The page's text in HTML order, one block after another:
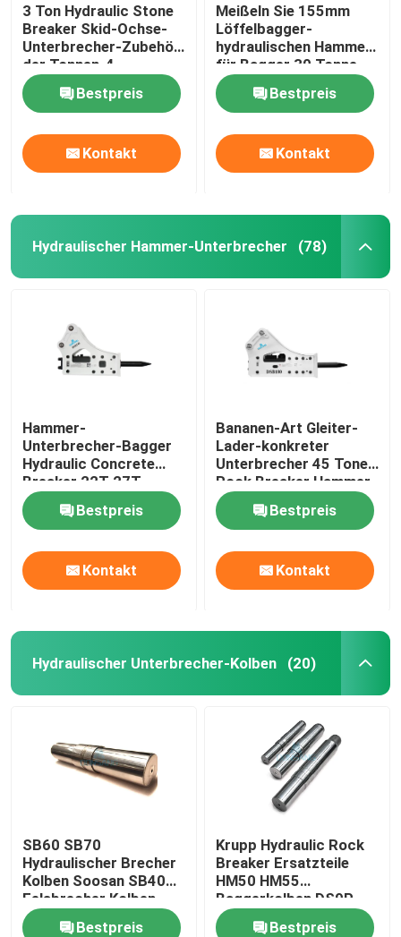
3 Ton Hydraulic Stone
Breaker Skid-Ochse-
Unterbrecher-Zubehör
der Tonnen-4
Bestpreis
Kontakt
Meißeln Sie 155mm
Löffelbagger-
hydraulischen Hammer
für Bagger 30 Tonne
Bestpreis
Kontakt
Hydraulischer Hammer-Unterbrecher (78)
Hammer-
Unterbrecher-Bagger
Hydraulic Concrete
Breaker 22T 27T
hydraulischer
Bestpreis
Kontakt
Bananen-Art Gleiter-
Lader-konkreter
Unterbrecher 45 Tone
Rock Breaker Hammer
Bestpreis
Kontakt
Hydraulischer Unterbrecher-Kolben (20)
SB60 SB70
Hydraulischer Brecher
Kolben Soosan SB40
Felsbrecher Kolben
DS9P
Bestpreis
Krupp Hydraulic Rock
Breaker Ersatzteile
HM50 HM55
Baggerkolben DS9P
Bestpreis